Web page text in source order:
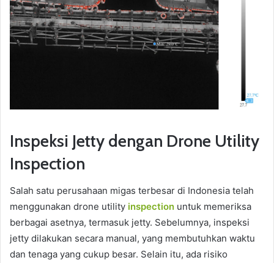
Inspeksi Jetty dengan Drone Utility
Inspection
Salah satu perusahaan migas terbesar di Indonesia telah
menggunakan drone utility inspection untuk memeriksa
berbagai asetnya, termasuk jetty. Sebelumnya, inspeksi
jetty dilakukan secara manual, yang membutuhkan waktu
dan tenaga yang cukup besar. Selain itu, ada risiko